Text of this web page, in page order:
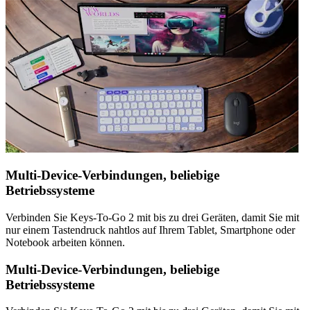
Multi-Device-Verbindungen, beliebige
Betriebssysteme
Verbinden Sie Keys-To-Go 2 mit bis zu drei Geräten, damit Sie mit
nur einem Tastendruck nahtlos auf Ihrem Tablet, Smartphone oder
Notebook arbeiten können.
Multi-Device-Verbindungen, beliebige
Betriebssysteme